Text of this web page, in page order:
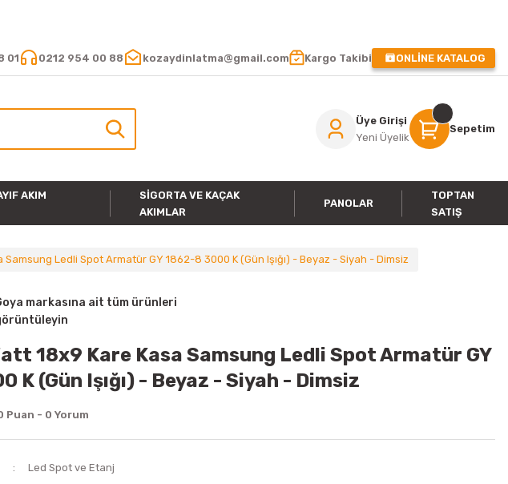
01 0212 954 00 88 kozaydinlatma@gmail.com Kargo Takibi ONLİNE KATALOG
Üye Girişi
Yeni Üyelik
Sepetim
AKIM
SIGORTA VE KAÇAK
AKIMLAR
PANOLAR
TOPTAN
SATIŞ
Samsung Ledli Spot Armatür GY 1862-8 3000 K (Gün Işığı) - Beyaz - Siyah - Dimsiz
markasına ait tüm ürünleri
18x9 Kare Kasa Samsung Ledli Spot Armatür GY
K (Gün Işığı) - Beyaz - Siyah - Dimsiz
Puan - 0 Yorum
Led Spot ve Etanj